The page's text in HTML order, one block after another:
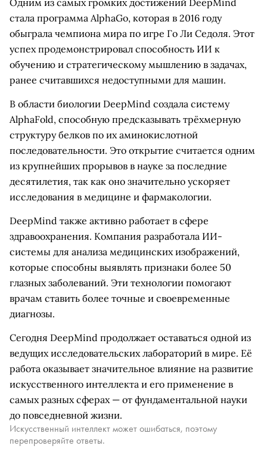
Одним из самых громких достижений DeepMind
стала программа AlphaGo, которая в 2016 году
обыграла чемпиона мира по игре Го Ли Седоля. Этот
успех продемонстрировал способность ИИ к
обучению и стратегическому мышлению в задачах,
ранее считавшихся недоступными для машин.
В области биологии DeepMind создала систему
AlphaFold, способную предсказывать трёхмерную
структуру белков по их аминокислотной
последовательности. Это открытие считается одним
из крупнейших прорывов в науке за последние
десятилетия, так как оно значительно ускоряет
исследования в медицине и фармакологии.
DeepMind также активно работает в сфере
здравоохранения. Компания разработала ИИ-
системы для анализа медицинских изображений,
которые способны выявлять признаки более 50
глазных заболеваний. Эти технологии помогают
врачам ставить более точные и своевременные
диагнозы.
Сегодня DeepMind продолжает оставаться одной из
ведущих исследовательских лабораторий в мире. Её
работа оказывает значительное влияние на развитие
искусственного интеллекта и его применение в
самых разных сферах — от фундаментальной науки
до повседневной жизни.
Искусственный интеллект может ошибаться, поэтому
перепроверяйте ответы.